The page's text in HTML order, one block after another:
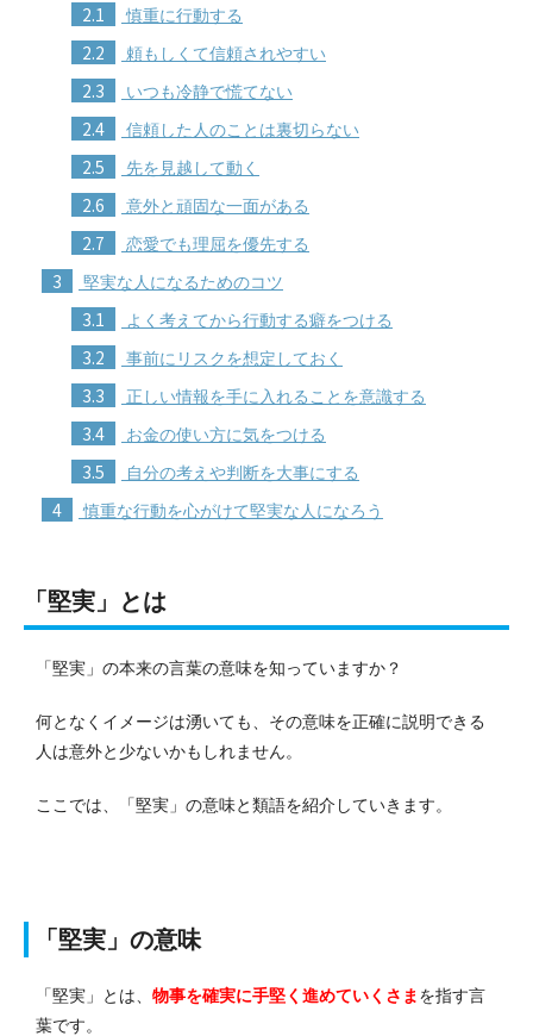
2.1 慎重に行動する
2.2 頼もしくて信頼されやすい
2.3 いつも冷静で慌てない
2.4 信頼した人のことは裏切らない
2.5 先を見越して動く
2.6 意外と頑固な一面がある
2.7 恋愛でも理屈を優先する
3 堅実な人になるためのコツ
3.1 よく考えてから行動する癖をつける
3.2 事前にリスクを想定しておく
3.3 正しい情報を手に入れることを意識する
3.4 お金の使い方に気をつける
3.5 自分の考えや判断を大事にする
4 慎重な行動を心がけて堅実な人になろう
「堅実」とは
「堅実」の本来の言葉の意味を知っていますか？
何となくイメージは湧いても、その意味を正確に説明できる
人は意外と少ないかもしれません。
ここでは、「堅実」の意味と類語を紹介していきます。
「堅実」の意味
「堅実」とは、 物事を確実に手堅く進めていくさま を指す言
葉です。